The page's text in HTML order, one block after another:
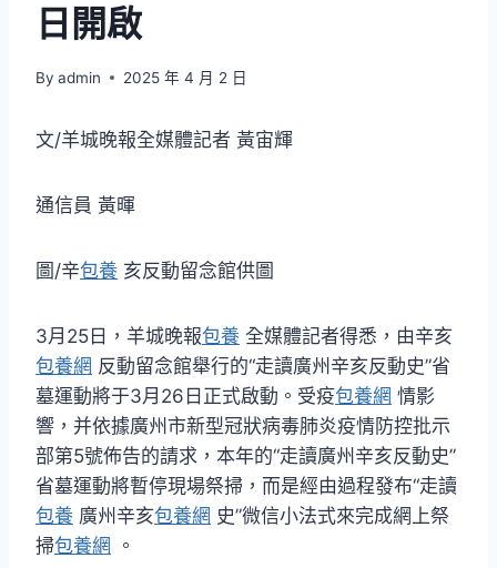
日開啟
By admin 2025 年 4 月 2 日
文/羊城晚報全媒體記者 黃宙輝
通信員 黃暉
圖/辛包養 亥反動留念館供圖
3月25日，羊城晚報包養 全媒體記者得悉，由辛亥
包養網 反動留念館舉行的“走讀廣州辛亥反動史”省
墓運動將于3月26日正式啟動。受疫包養網 情影
響，并依據廣州市新型冠狀病毒肺炎疫情防控批示
部第5號佈告的請求，本年的“走讀廣州辛亥反動史”
省墓運動將暫停現場祭掃，而是經由過程發布“走讀
包養 廣州辛亥包養網 史”微信小法式來完成網上祭
掃包養網 。